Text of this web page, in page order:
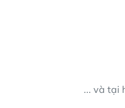
... và tại